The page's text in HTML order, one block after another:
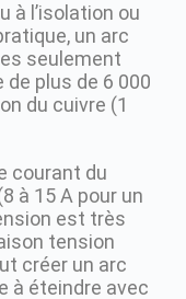
à l’isolation ou
un arc
seulement
plus de 6 000
du cuivre (1
courant du
à 15 A pour un
est très
tension
créer un arc
à éteindre avec